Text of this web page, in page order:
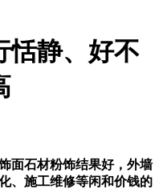
恬静、好不
石材粉饰结果好，外墙
、施工维修等闲和价钱的